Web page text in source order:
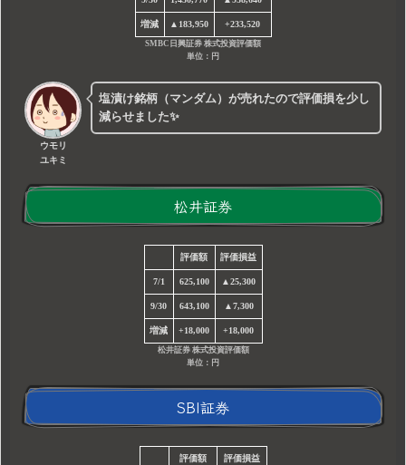
増減 ▲183,950 +233,520
SMBC日興証券 株式投資評価額
単位：円
ウモリ
ユキミ
塩漬け銘柄（マンダム）が売れたので評価損を少し
減らせました✨
松井証券
評価額 評価損益
7/1 625,100 ▲25,300
9/30 643,100 ▲7,300
増減 +18,000 +18,000
松井証券 株式投資評価額
単位：円
SBI証券
評価額 評価損益